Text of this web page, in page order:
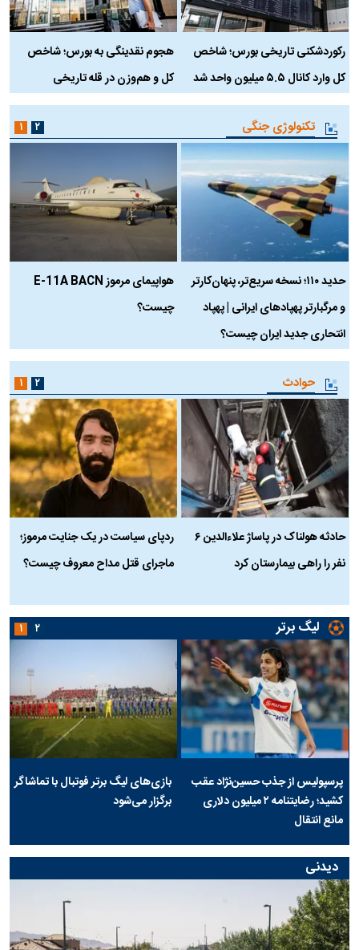
رکوردشکنی تاریخی بورس؛ شاخص
کل وارد کانال ۵.۵ میلیون واحد شد
هجوم نقدینگی به بورس؛ شاخص
کل و هم‌وزن در قله تاریخی
تکنولوژی جنگی
حدید ۱۱۰؛ نسخه سریع‌تر، پنهان‌کارتر
و مرگبارتر پهپادهای ایرانی | پهپاد
انتحاری جدید ایران چیست؟
هواپیمای مرموز E-11A BACN
چیست؟
۱ ۲
حوادث
حادثه هولناک در پاساژ علاءالدین ۶
نفر را راهی بیمارستان کرد
ردپای سیاست در یک جنایت مرموز؛
ماجرای قتل مداح معروف چیست؟
۱ ۲
لیگ برتر
پرسپولیس از جذب حسین‌نژاد عقب
کشید؛ رضایتنامه ۲ میلیون دلاری
مانع انتقال
بازی‌های لیگ برتر فوتبال با تماشاگر
برگزار می‌شود
۱ ۲
دیدنی